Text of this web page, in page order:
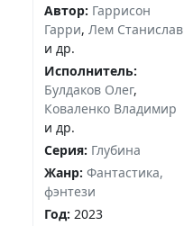
Автор: Гаррисон
Гарри, Лем Станислав
и др.
Исполнитель:
Булдаков Олег,
Коваленко Владимир
и др.
Серия: Глубина
Жанр: Фантастика,
фэнтези
Год: 2023